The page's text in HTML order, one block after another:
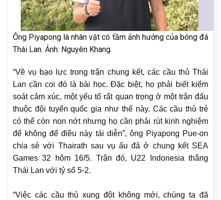
Ông Piyapong là nhân vật có tầm ảnh hưởng của bóng đá
Thái Lan. Ảnh: Nguyên Khang.
“Về vụ bạo lực trong trận chung kết, các cầu thủ Thái
Lan cần coi đó là bài học. Đặc biệt, họ phải biết kiểm
soát cảm xúc, một yếu tố rất quan trọng ở một trận đấu
thuộc đội tuyển quốc gia như thế này. Các cầu thủ trẻ
có thể còn non nớt nhưng họ cần phải rút kinh nghiệm
để không để điều này tái diễn”, ông Piyapong Pue-on
chia sẻ với Thairath sau vụ ẩu đả ở chung kết SEA
Games 32 hôm 16/5. Trận đó, U22 Indonesia thắng
Thái Lan với tỷ số 5-2.
“Việc các cầu thủ xung đột không mới, chúng ta đã